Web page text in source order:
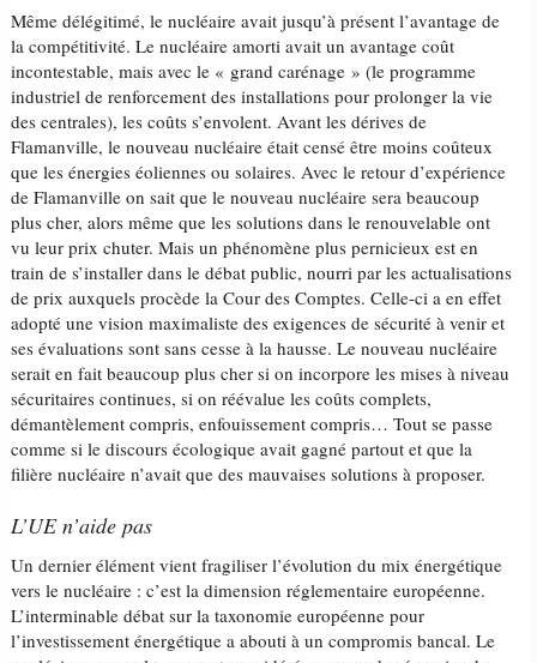
Même délégitimé, le nucléaire avait jusqu’à présent l’avantage de
la compétitivité. Le nucléaire amorti avait un avantage coût
incontestable, mais avec le « grand carénage » (le programme
industriel de renforcement des installations pour prolonger la vie
des centrales), les coûts s’envolent. Avant les dérives de
Flamanville, le nouveau nucléaire était censé être moins coûteux
que les énergies éoliennes ou solaires. Avec le retour d’expérience
de Flamanville on sait que le nouveau nucléaire sera beaucoup
plus cher, alors même que les solutions dans le renouvelable ont
vu leur prix chuter. Mais un phénomène plus pernicieux est en
train de s’installer dans le débat public, nourri par les actualisations
de prix auxquels procède la Cour des Comptes. Celle-ci a en effet
adopté une vision maximaliste des exigences de sécurité à venir et
ses évaluations sont sans cesse à la hausse. Le nouveau nucléaire
serait en fait beaucoup plus cher si on incorpore les mises à niveau
sécuritaires continues, si on réévalue les coûts complets,
démantèlement compris, enfouissement compris… Tout se passe
comme si le discours écologique avait gagné partout et que la
filière nucléaire n’avait que des mauvaises solutions à proposer.
L’UE n’aide pas
Un dernier élément vient fragiliser l’évolution du mix énergétique
vers le nucléaire : c’est la dimension réglementaire européenne.
L’interminable débat sur la taxonomie européenne pour
l’investissement énergétique a abouti à un compromis bancal. Le